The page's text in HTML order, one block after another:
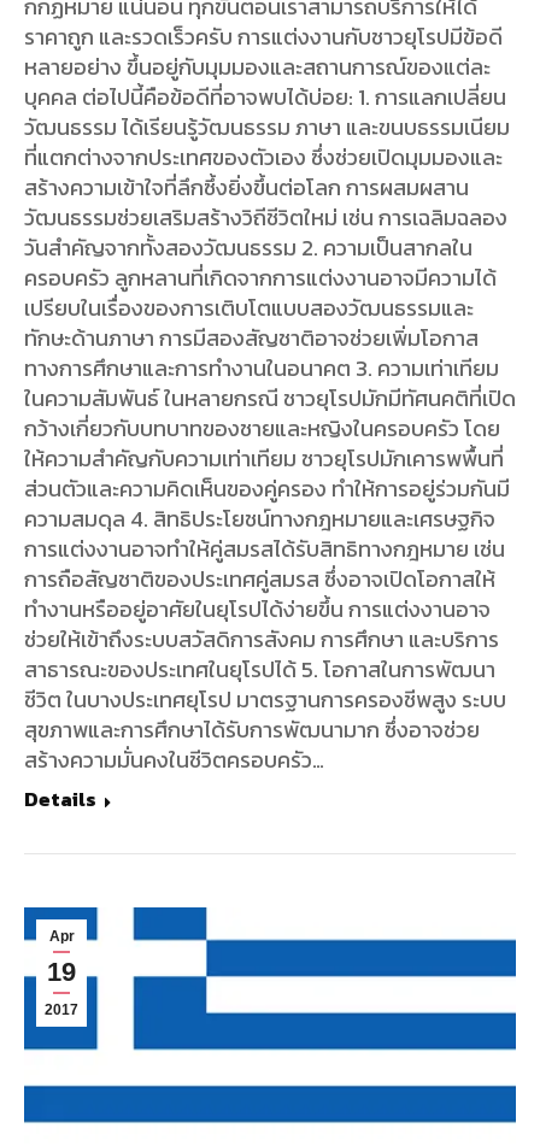
กกฏหมาย แน่นอน ทุกขั้นตอนเราสามารถบริการให้ได้
ราคาถูก และรวดเร็วครับ การแต่งงานกับชาวยุโรปมีข้อดี
หลายอย่าง ขึ้นอยู่กับมุมมองและสถานการณ์ของแต่ละ
บุคคล ต่อไปนี้คือข้อดีที่อาจพบได้บ่อย: 1. การแลกเปลี่ยน
วัฒนธรรม ได้เรียนรู้วัฒนธรรม ภาษา และขนบธรรมเนียม
ที่แตกต่างจากประเทศของตัวเอง ซึ่งช่วยเปิดมุมมองและ
สร้างความเข้าใจที่ลึกซึ้งยิ่งขึ้นต่อโลก การผสมผสาน
วัฒนธรรมช่วยเสริมสร้างวิถีชีวิตใหม่ เช่น การเฉลิมฉลอง
วันสำคัญจากทั้งสองวัฒนธรรม 2. ความเป็นสากลใน
ครอบครัว ลูกหลานที่เกิดจากการแต่งงานอาจมีความได้
เปรียบในเรื่องของการเติบโตแบบสองวัฒนธรรมและ
ทักษะด้านภาษา การมีสองสัญชาติอาจช่วยเพิ่มโอกาส
ทางการศึกษาและการทำงานในอนาคต 3. ความเท่าเทียม
ในความสัมพันธ์ ในหลายกรณี ชาวยุโรปมักมีทัศนคติที่เปิด
กว้างเกี่ยวกับบทบาทของชายและหญิงในครอบครัว โดย
ให้ความสำคัญกับความเท่าเทียม ชาวยุโรปมักเคารพพื้นที่
ส่วนตัวและความคิดเห็นของคู่ครอง ทำให้การอยู่ร่วมกันมี
ความสมดุล 4. สิทธิประโยชน์ทางกฎหมายและเศรษฐกิจ
การแต่งงานอาจทำให้คู่สมรสได้รับสิทธิทางกฎหมาย เช่น
การถือสัญชาติของประเทศคู่สมรส ซึ่งอาจเปิดโอกาสให้
ทำงานหรืออยู่อาศัยในยุโรปได้ง่ายขึ้น การแต่งงานอาจ
ช่วยให้เข้าถึงระบบสวัสดิการสังคม การศึกษา และบริการ
สาธารณะของประเทศในยุโรปได้ 5. โอกาสในการพัฒนา
ชีวิต ในบางประเทศยุโรป มาตรฐานการครองชีพสูง ระบบ
สุขภาพและการศึกษาได้รับการพัฒนามาก ซึ่งอาจช่วย
สร้างความมั่นคงในชีวิตครอบครัว…
Details
Apr
19
2017